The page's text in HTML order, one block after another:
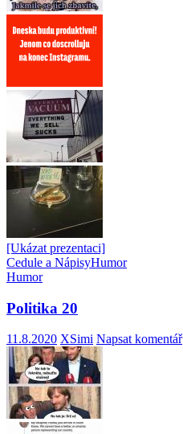
[Ukázat prezentaci]
Cedule a NápisyHumor
Humor
Politika 20
11.8.2020 XSimi Napsat komentář